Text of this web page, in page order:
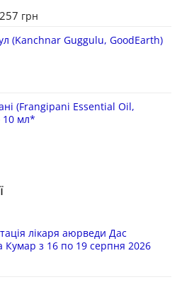
257 грн
(Kanchnar Guggulu, GoodEarth)
(Frangipani Essential Oil,
10 мл*
лікаря аюрведи Дас
Кумар з 16 по 19 серпня 2026